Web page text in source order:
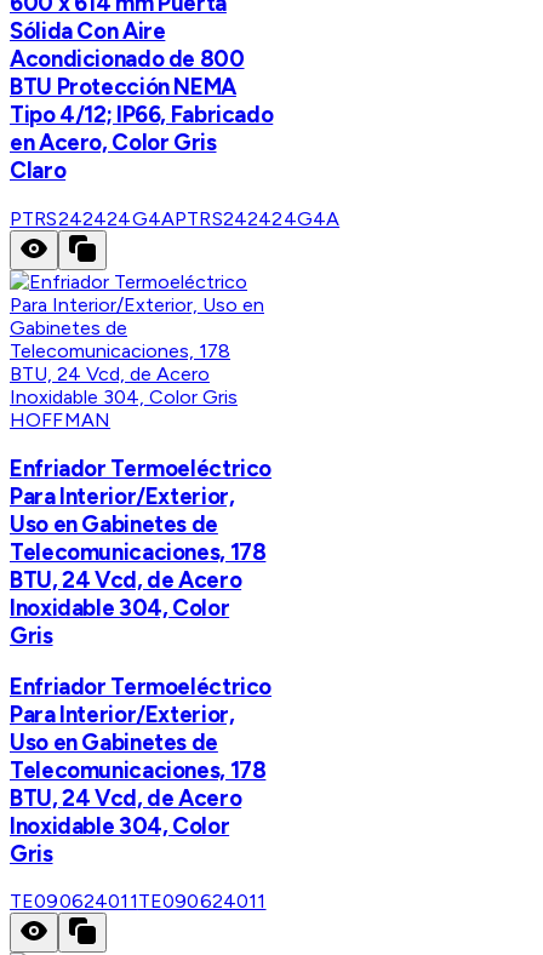
Sólida Con Aire
Acondicionado de 800
BTU Protección NEMA
Tipo 4/12; IP66, Fabricado
en Acero, Color Gris
Claro
PTRS242424G4APTRS242424G4A
HOFFMAN
Enfriador Termoeléctrico
Para Interior/Exterior,
Uso en Gabinetes de
Telecomunicaciones, 178
BTU, 24 Vcd, de Acero
Inoxidable 304, Color
Gris
Enfriador Termoeléctrico
Para Interior/Exterior,
Uso en Gabinetes de
Telecomunicaciones, 178
BTU, 24 Vcd, de Acero
Inoxidable 304, Color
Gris
TE090624011TE090624011